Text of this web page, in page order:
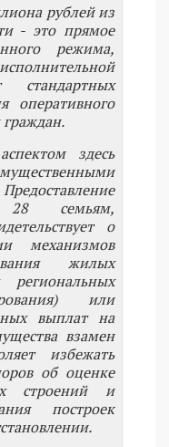
рублей из
- это прямое
режима,
оперативного
здесь
28 семьям,
о
механизмов
жилых
или
выплат на
взамен
избежать
об оценке
строений и
построек